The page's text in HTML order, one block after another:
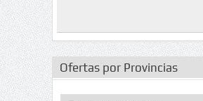
Ofertas por Provincias